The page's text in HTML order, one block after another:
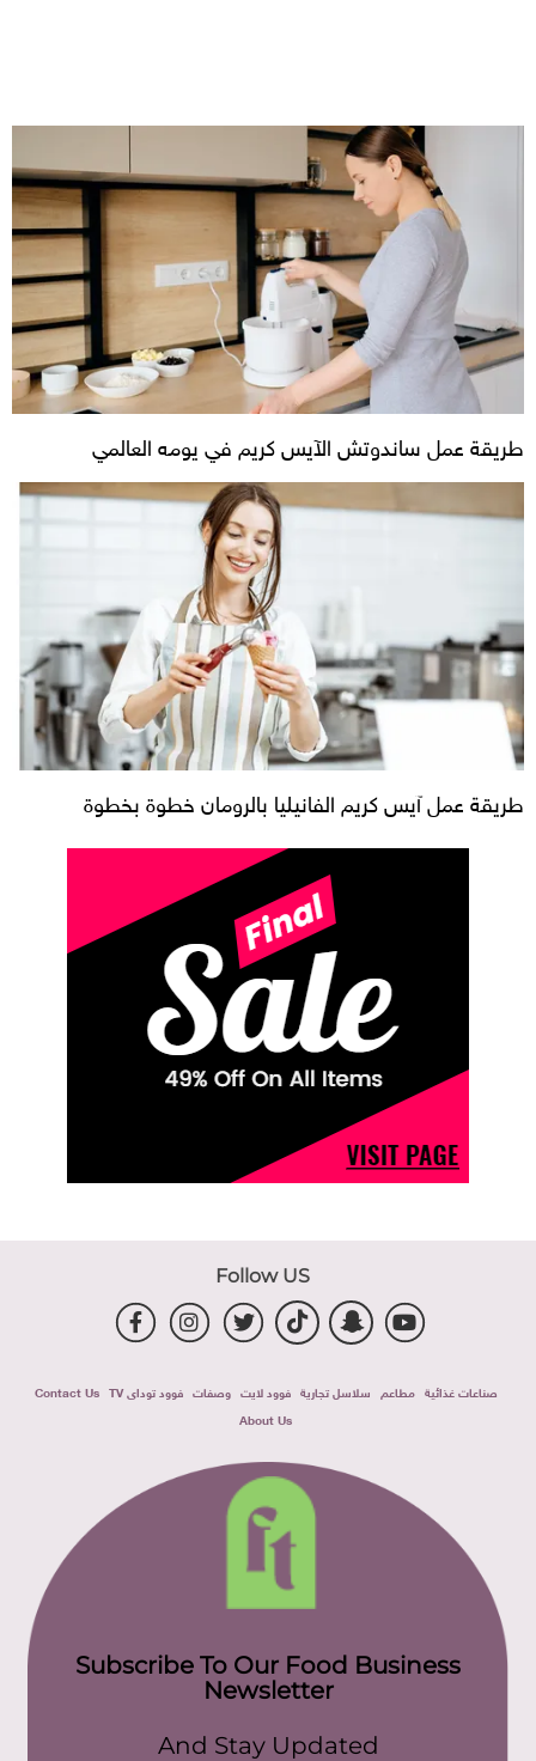
طريقة عمل ساندوتش الآيس كريم في يومه العالمي
طريقة عمل آيس كريم الفانيليا بالرومان خطوة بخطوة
Follow US
صناعات غذائية مطاعم سلاسل تجارية فوود لايت وصفات فوود توداى TV
Contact Us
About Us
Subscribe To Our Food Business
Newsletter
And Stay Updated